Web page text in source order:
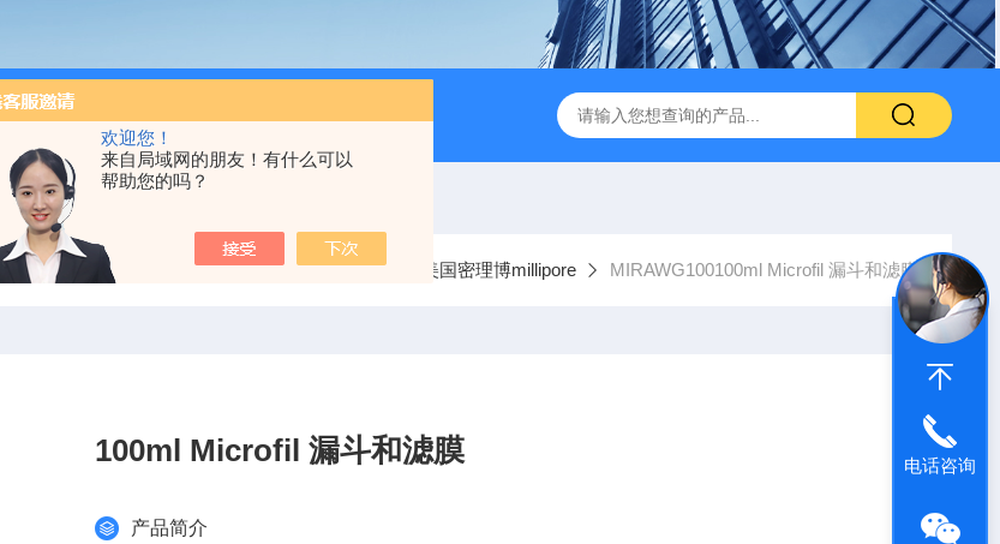
欢迎您！
来自局域网的朋友！有什么可以
帮助您的吗？
4000 美国Corning 384孔细胞培养板 安捷伦Agilent色谱柱清单1 产品价格
当前位置： 产品中心 过滤器 美国密理博millipore MIRAWG100100ml Microfil 漏斗和滤膜
100ml Microfil 漏斗和滤膜
产品简介
电话咨询